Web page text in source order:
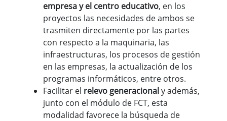
empresa y el centro educativo, en los
proyectos las necesidades de ambos se
trasmiten directamente por las partes
con respecto a la maquinaria, las
infraestructuras, los procesos de gestión
en las empresas, la actualización de los
programas informáticos, entre otros.
Facilitar el relevo generacionaly además,
junto con el módulo de FCT, esta
modalidad favorece la búsqueda de